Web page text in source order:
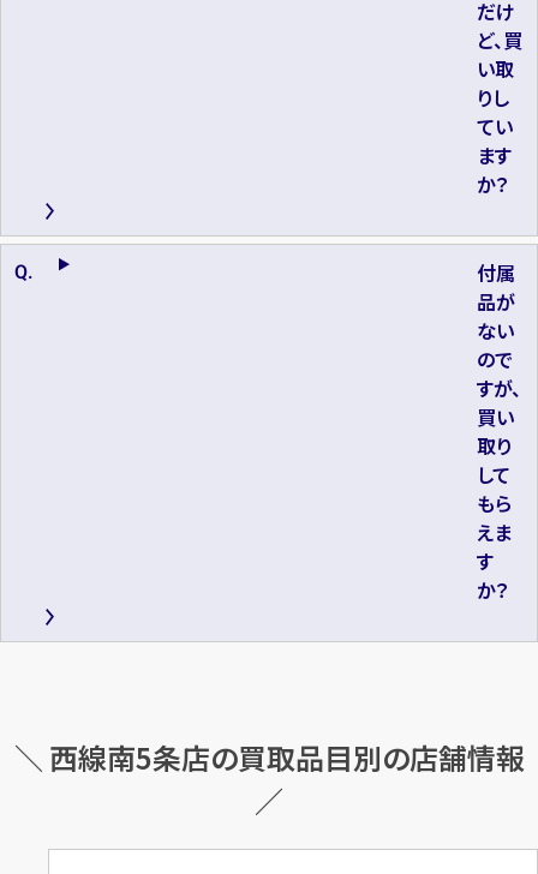
だけ
ど、買
い取
りし
てい
ます
か？
付属
品が
ない
ので
すが、
買い
取り
して
もら
えま
す
か？
＼ 西線南5条店の買取品目別の店舗情報
／